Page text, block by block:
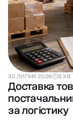
30 ЛИПНЯ 2026 5 ХВ
Доставка
за логістику